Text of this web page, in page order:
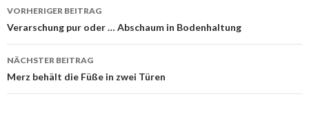
Beitrags-
Navigation
VORHERIGER BEITRAG
Verarschung pur oder … Abschaum in Bodenhaltung
NÄCHSTER BEITRAG
Merz behält die Füße in zwei Türen